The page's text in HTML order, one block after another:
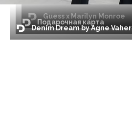
Denim Dream by Agne Vaher
Подарочная карта
Guess x Marilyn Monroe